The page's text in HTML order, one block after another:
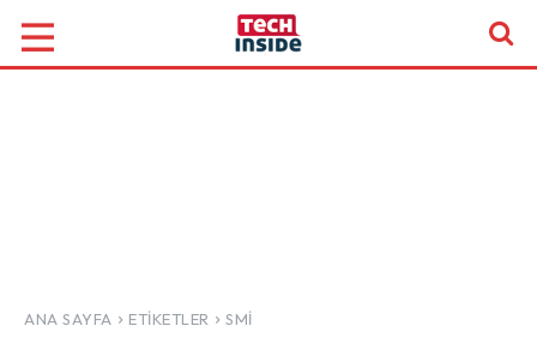
ANA SAYFA ETIKETLER SMI